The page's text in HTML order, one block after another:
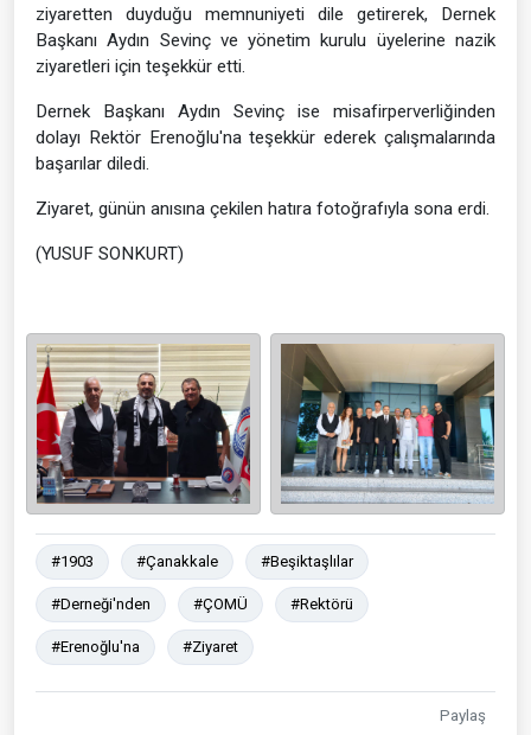
ziyaretten duyduğu memnuniyeti dile getirerek, Dernek
Başkanı Aydın Sevinç ve yönetim kurulu üyelerine nazik
ziyaretleri için teşekkür etti.
Dernek Başkanı Aydın Sevinç ise misafirperverliğinden
dolayı Rektör Erenoğlu'na teşekkür ederek çalışmalarında
başarılar diledi.
Ziyaret, günün anısına çekilen hatıra fotoğrafıyla sona erdi.
(YUSUF SONKURT)
#1903 #Çanakkale #Beşiktaşlılar
#Derneği'nden #ÇOMÜ #Rektörü
#Erenoğlu'na #Ziyaret
Paylaş